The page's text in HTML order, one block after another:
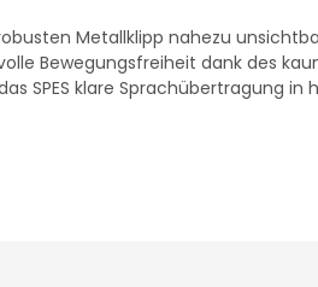
Metallklipp nahezu
Bewegungsfreiheit dank des
SPES klare Sprachübertragung in